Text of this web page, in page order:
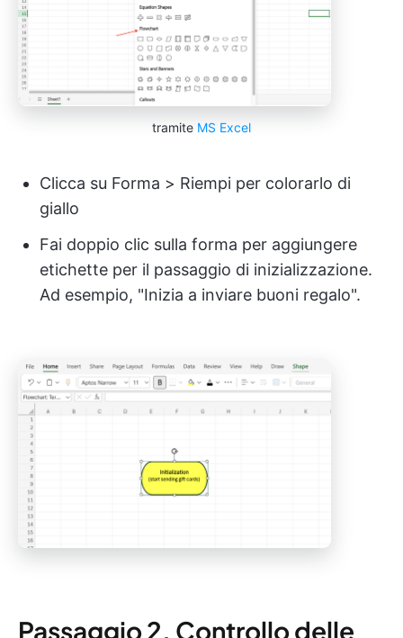
tramite MS Excel
Clicca su Forma > Riempi per colorarlo di
giallo
Fai doppio clic sulla forma per aggiungere
etichette per il passaggio di inizializzazione.
Ad esempio, "Inizia a inviare buoni regalo".
Passaggio 2. Controllo delle